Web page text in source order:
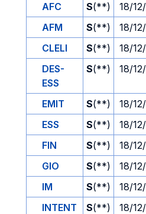
AFC
S(**) 18/
AFM
S(**) 18/
CLELI
S(**) 18/
DES-
ESS
S(**) 18/
EMIT S(**) 18/
ESS
S(**) 18/
FIN
S(**) 18/
GIO
S(**) 18/
IM
S(**) 18/
INTENT
S(**) 18/